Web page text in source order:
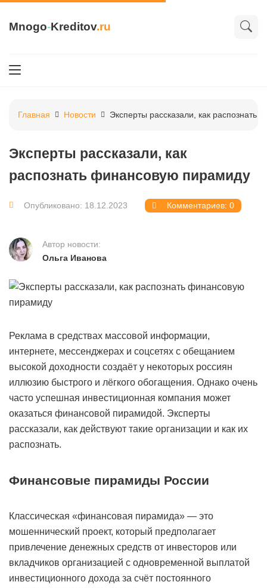
Mnogo-Kreditov.ru
Главная Новости Эксперты рассказали, как распознать
Эксперты рассказали, как
распознать финансовую пирамиду
Опубликовано: 18.12.2023 Комментариев: 0
Автор новости:
Ольга Иванова
Реклама в средствах массовой информации,
интернете, мессенджерах и соцсетях с обещанием
высокой доходности создаёт у некоторых россиян
иллюзию быстрого и лёгкого обогащения. Однако очень
часто успешная инвестиционная компания может
оказаться финансовой пирамидой. Эксперты
рассказали, как действуют такие организации и как их
распознать.
Финансовые пирамиды России
Классическая «финансовая пирамида» — это
мошеннический проект, который предполагает
привлечение денежных средств от инвесторов или
вкладчиков организацией с одновременной выплатой
инвестиционного дохода за счёт постоянного